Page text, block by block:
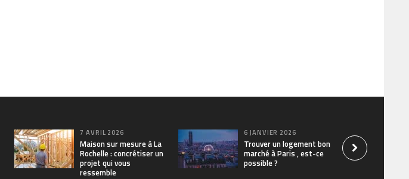
7 AVRIL 2026
Maison sur mesure à La
Rochelle : concrétiser un
projet qui vous
ressemble
6 JANVIER 2026
Trouver un logement bon
marché à Paris , est-ce
possible ?